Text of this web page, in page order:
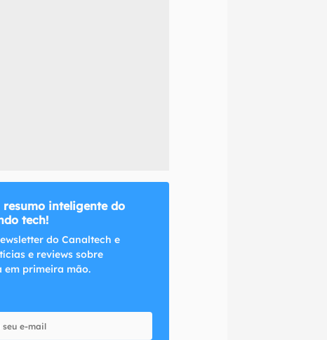
resumo inteligente do
tech!
do Canaltech e
e reviews sobre
em primeira mão.